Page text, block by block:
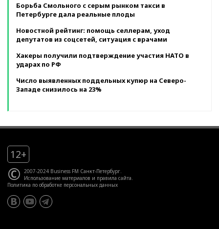
Борьба Смольного с серым рынком такси в
Петербурге дала реальные плоды
Новостной рейтинг: помощь селлерам, уход
депутатов из соцсетей, ситуация с врачами
Хакеры получили подтверждение участия НАТО в
ударах по РФ
Число выявленных поддельных купюр на Северо-
Западе снизилось на 23%
12+
© 2007-2024 Business FM Санкт-Петербург.
Использование материалов и правила сайта.
Политика по обработке персональных данных